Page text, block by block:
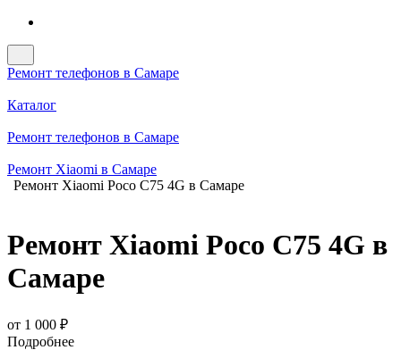
Ремонт телефонов в Самаре
Каталог
Ремонт телефонов в Самаре
Ремонт Xiaomi в Самаре
Ремонт Xiaomi Poco C75 4G в Самаре
Ремонт Xiaomi Poco C75 4G в
Самаре
от 1 000 ₽
Подробнее